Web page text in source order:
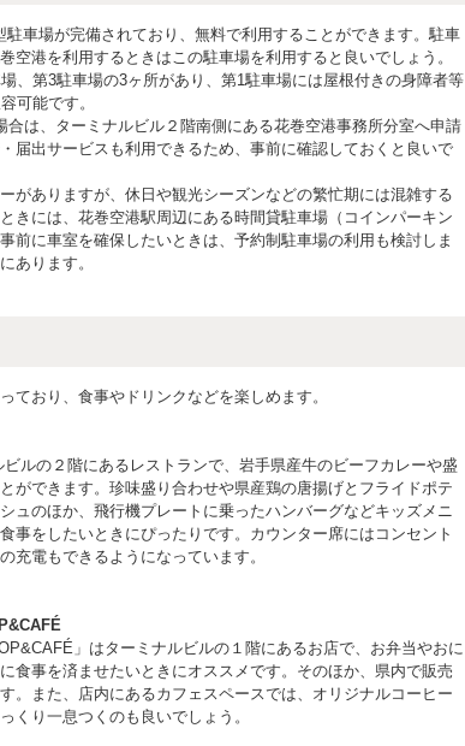
車場が完備されており、無料で利用することができます。駐車
空港を利用するときはこの駐車場を利用すると良いでしょう。
、第3駐車場の3ヶ所があり、第1駐車場には屋根付きの身障者等
可能です。
は、ターミナルビル２階南側にある花巻空港事務所分室へ申請
届出サービスも利用できるため、事前に確認しておくと良いで
がありますが、休日や観光シーズンなどの繁忙期には混雑する
きには、花巻空港駅周辺にある時間貸駐車場（コインパーキン
前に車室を確保したいときは、予約制駐車場の利用も検討しま
あります。
ており、食事やドリンクなどを楽しめます。
ビルの２階にあるレストランで、岩手県産牛のビーフカレーや盛
ができます。珍味盛り合わせや県産鶏の唐揚げとフライドポテ
ュのほか、飛行機プレートに乗ったハンバーグなどキッズメニ
事をしたいときにぴったりです。カウンター席にはコンセント
充電もできるようになっています。
」はターミナルビルの１階にあるお店で、お弁当やおに
食事を済ませたいときにオススメです。そのほか、県内で販売
。また、店内にあるカフェスペースでは、オリジナルコーヒー
くり一息つくのも良いでしょう。